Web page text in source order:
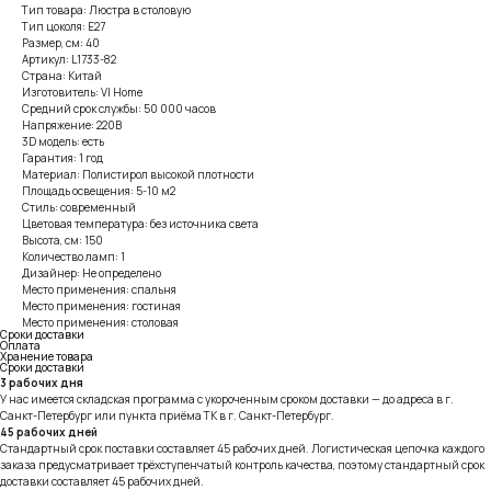
Тип товара: Люстра в столовую
Тип цоколя: E27
Размер, см: 40
Артикул: L1733-82
Страна: Китай
Изготовитель: VI Home
Средний срок службы: 50 000 часов
Напряжение: 220В
3D модель: есть
Гарантия: 1 год
Материал: Полистирол высокой плотности
Площадь освещения: 5-10 м2
Стиль: современный
Цветовая температура: без источника света
Высота, см: 150
Количество ламп: 1
Дизайнер: Не определено
Место применения: спальня
Место применения: гостиная
Место применения: столовая
Сроки доставки
Оплата
Хранение товара
Сроки доставки
3 рабочих дня
У нас имеется складская программа с укороченным сроком доставки — до адреса в г.
Санкт-Петербург или пункта приёма ТК в г. Санкт-Петербург.
45 рабочих дней
Стандартный срок поставки составляет 45 рабочих дней. Логистическая цепочка каждого
заказа предусматривает трёхступенчатый контроль качества, поэтому стандартный срок
доставки составляет 45 рабочих дней.